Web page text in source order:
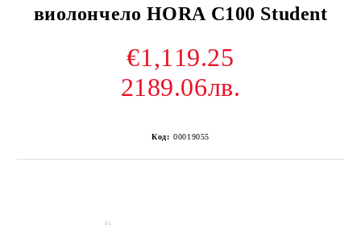
виолончело HORA C100 Student
€1,119.25
2189.06лв.
Код: 00019055